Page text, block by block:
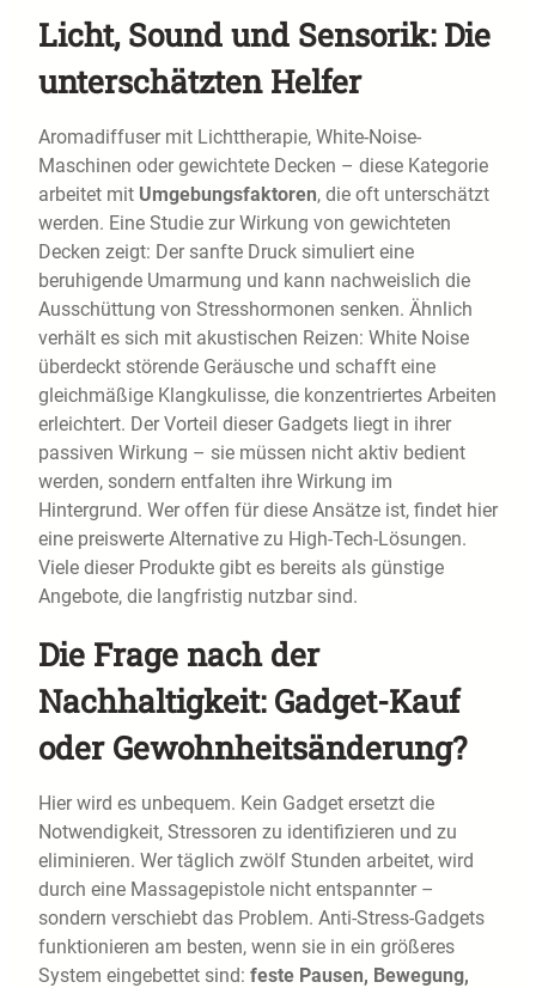
Licht, Sound und Sensorik: Die
unterschätzten Helfer
Aromadiffuser mit Lichttherapie, White-Noise-
Maschinen oder gewichtete Decken – diese Kategorie
arbeitet mit Umgebungsfaktoren, die oft unterschätzt
werden. Eine Studie zur Wirkung von gewichteten
Decken zeigt: Der sanfte Druck simuliert eine
beruhigende Umarmung und kann nachweislich die
Ausschüttung von Stresshormonen senken. Ähnlich
verhält es sich mit akustischen Reizen: White Noise
überdeckt störende Geräusche und schafft eine
gleichmäßige Klangkulisse, die konzentriertes Arbeiten
erleichtert. Der Vorteil dieser Gadgets liegt in ihrer
passiven Wirkung – sie müssen nicht aktiv bedient
werden, sondern entfalten ihre Wirkung im
Hintergrund. Wer offen für diese Ansätze ist, findet hier
eine preiswerte Alternative zu High-Tech-Lösungen.
Viele dieser Produkte gibt es bereits als günstige
Angebote, die langfristig nutzbar sind.
Die Frage nach der
Nachhaltigkeit: Gadget-Kauf
oder Gewohnheitsänderung?
Hier wird es unbequem. Kein Gadget ersetzt die
Notwendigkeit, Stressoren zu identifizieren und zu
eliminieren. Wer täglich zwölf Stunden arbeitet, wird
durch eine Massagepistole nicht entspannter –
sondern verschiebt das Problem. Anti-Stress-Gadgets
funktionieren am besten, wenn sie in ein größeres
System eingebettet sind: feste Pausen, Bewegung,